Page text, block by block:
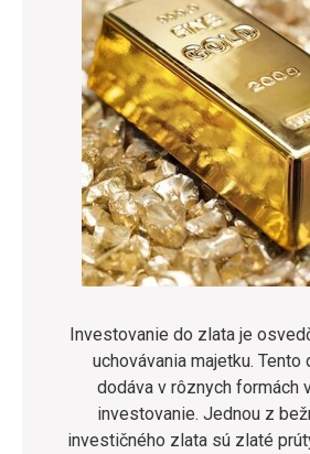
Investovanie do zlata je
uchovávania majetku. Tento
dodáva v rôznych formách
investovanie. Jednou z
investičného zlata sú zlaté